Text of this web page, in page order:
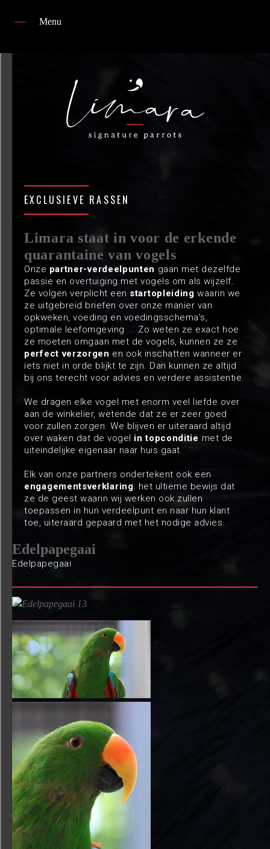
Menu
Collectie vogels
FAQ
contact
EXCLUSIEVE RASSEN
Limara staat in voor de erkende
quarantaine van vogels
Onze partner-verdeelpunten gaan met dezelfde
passie en overtuiging met vogels om als wijzelf.
Ze volgen verplicht een startopleiding waarin we
ze uitgebreid briefen over onze manier van
opkweken, voeding en voedingsschema’s,
optimale leefomgeving ... Zo weten ze exact hoe
ze moeten omgaan met de vogels, kunnen ze ze
perfect verzorgen en ook inschatten wanneer er
iets niet in orde blijkt te zijn. Dan kunnen ze altijd
bij ons terecht voor advies en verdere assistentie.
We dragen elke vogel met enorm veel liefde over
aan de winkelier, wetende dat ze er zeer goed
voor zullen zorgen. We blijven er uiteraard altijd
over waken dat de vogel in topconditie met de
uiteindelijke eigenaar naar huis gaat.
Elk van onze partners ondertekent ook een
engagementsverklaring: het ultieme bewijs dat
ze de geest waarin wij werken ook zullen
toepassen in hun verdeelpunt en naar hun klant
toe, uiteraard gepaard met het nodige advies.
Edelpapegaai
Edelpapegaai